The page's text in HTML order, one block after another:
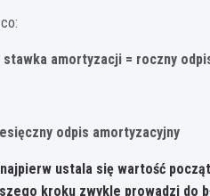
amortyzacji = roczny
odpis amortyzacyjny
ustala się wartość
kroku zwykle prowadzi do